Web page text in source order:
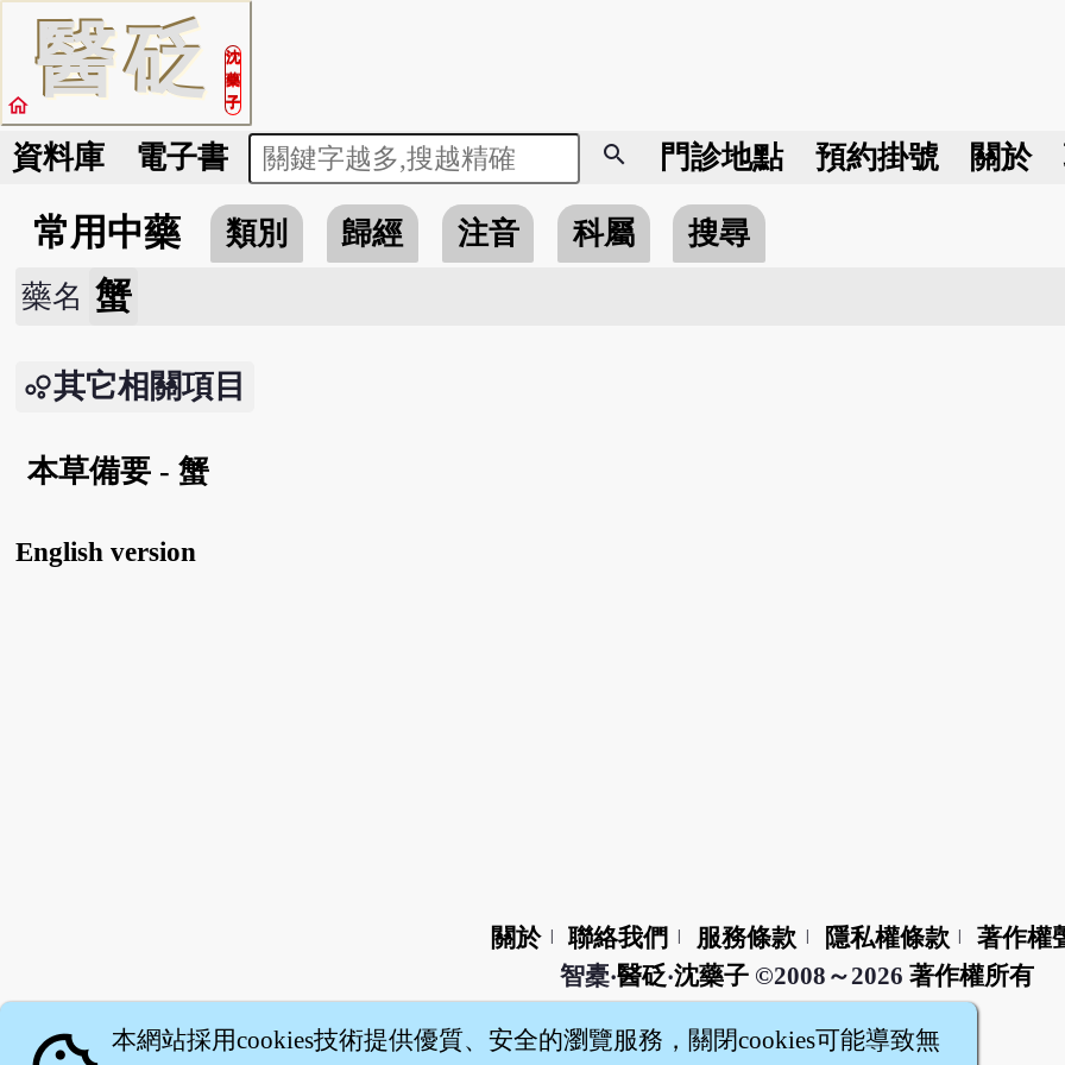
醫砭
沈
藥
子
home
資料庫 電子書 search 門診地點 預約掛號 關於
常用中藥 類別 歸經 注音 科屬
搜尋
藥名 蟹
其它相關項目
本草備要 - 蟹
English version
關於 聯絡我們 服務條款 隱私權條款
著作權
智橐‧醫砭‧沈藥子©2008～2026 著作權所有
本網站採用cookies技術提供優質、安全的瀏覽服務，關閉cookies可能導致無